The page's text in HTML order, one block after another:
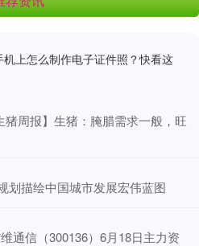
机上怎么制作电子证件照？快看这
周报】生猪：腌腊需求一般，旺
划描绘中国城市发展宏伟蓝图
通信（300136）6月18日主力资